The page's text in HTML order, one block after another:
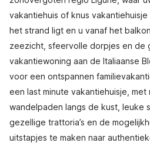
vakantiehuis of knus
het strand ligt en u vanaf het
zeezicht, sfeervolle dorpjes en de
vakantiewoning aan de Italiaanse
voor een ontspannen
een last minute vakantiehuisje, met
wandelpaden langs de kust, leuke
gezellige trattoria’s en de
uitstapjes te maken naar